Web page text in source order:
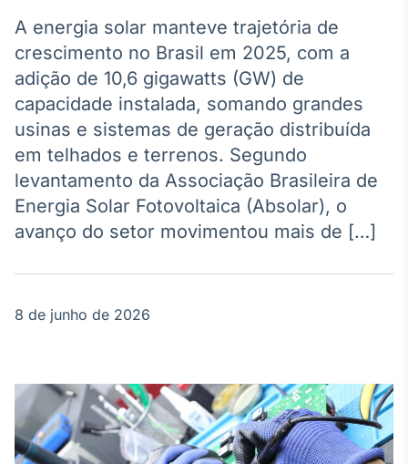
Agro
Tudo sobre o
agronegócio
Broadcast
Político
Os bastidores da
política em
tempo real
Broadcast
Broadcast
White Label
Plataforma para
A energia solar manteve trajetória de
crescimento no Brasil em 2025, com a
adição de 10,6 gigawatts (GW) de
capacidade instalada, somando grandes
usinas e sistemas de geração distribuída
em telhados e terrenos. Segundo
levantamento da Associação Brasileira de
Energia Solar Fotovoltaica (Absolar), o
avanço do setor movimentou mais de […]
8 de junho de 2026